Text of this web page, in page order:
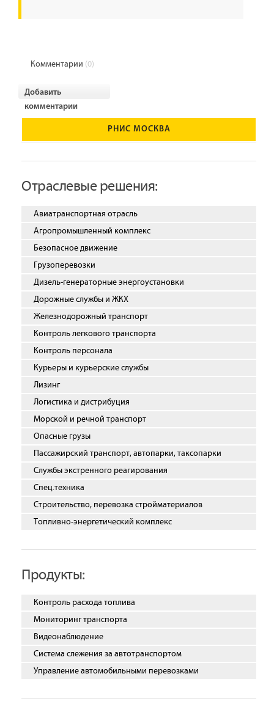
Комментарии (0)
Добавить
комментарии
РНИС МОСКВА
Отраслевые решения:
Авиатранспортная отрасль
Агропромышленный комплекс
Безопасное движение
Грузоперевозки
Дизель-генераторные энергоустановки
Дорожные службы и ЖКХ
Железнодорожный транспорт
Контроль легкового транспорта
Контроль персонала
Курьеры и курьерские службы
Лизинг
Логистика и дистрибуция
Морской и речной транспорт
Опасные грузы
Пассажирский транспорт, автопарки, таксопарки
Службы экстренного реагирования
Спец.техника
Строительство, перевозка стройматериалов
Топливно-энергетический комплекс
Продукты:
Контроль расхода топлива
Мониторинг транспорта
Видеонаблюдение
Система слежения за автотранспортом
Управление автомобильными перевозками